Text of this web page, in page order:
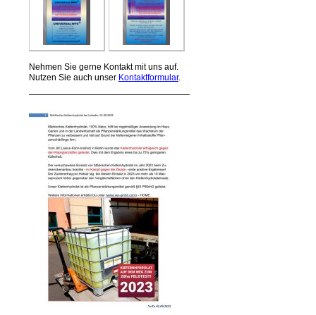
Nehmen Sie gerne Kontakt mit uns auf.
Nutzen Sie auch unser Kontaktformular.